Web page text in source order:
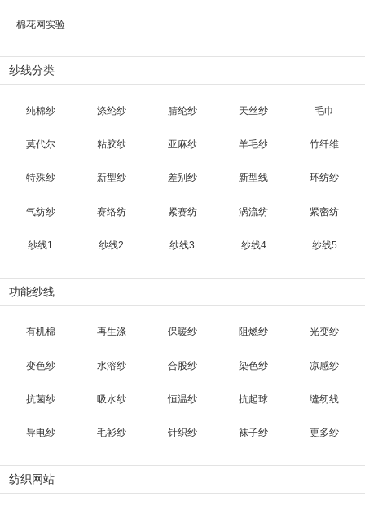
棉花网实验
纱线分类
纯棉纱 涤纶纱 腈纶纱 天丝纱 毛巾
莫代尔 粘胶纱 亚麻纱 羊毛纱 竹纤维
特殊纱 新型纱 差别纱 新型线 环纺纱
气纺纱 赛络纺 紧赛纺 涡流纺 紧密纺
纱线1 纱线2 纱线3 纱线4 纱线5
功能纱线
有机棉 再生涤 保暖纱 阻燃纱 光变纱
变色纱 水溶纱 合股纱 染色纱 凉感纱
抗菌纱 吸水纱 恒温纱 抗起球 缝纫线
导电纱 毛衫纱 针织纱 袜子纱 更多纱
纺织网站